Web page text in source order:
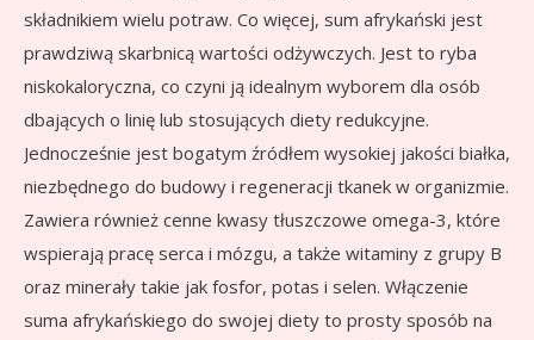
składnikiem wielu potraw. Co więcej, sum afrykański jest
prawdziwą skarbnicą wartości odżywczych. Jest to ryba
niskokaloryczna, co czyni ją idealnym wyborem dla osób
dbających o linię lub stosujących diety redukcyjne.
Jednocześnie jest bogatym źródłem wysokiej jakości białka,
niezbędnego do budowy i regeneracji tkanek w organizmie.
Zawiera również cenne kwasy tłuszczowe omega-3, które
wspierają pracę serca i mózgu, a także witaminy z grupy B
oraz minerały takie jak fosfor, potas i selen. Włączenie
suma afrykańskiego do swojej diety to prosty sposób na